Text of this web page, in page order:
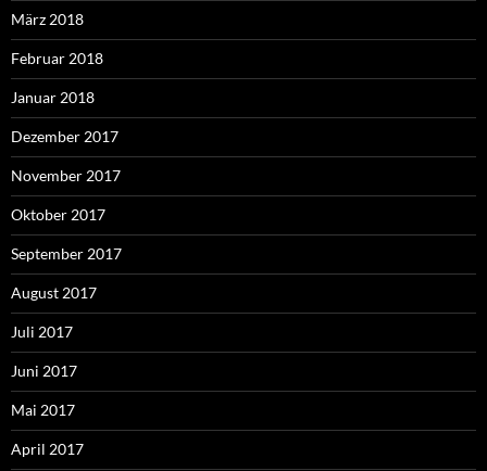
März 2018
Februar 2018
Januar 2018
Dezember 2017
November 2017
Oktober 2017
September 2017
August 2017
Juli 2017
Juni 2017
Mai 2017
April 2017